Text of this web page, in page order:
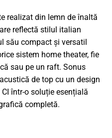
realizat din lemn de înaltă
reflectă stilul italian
său compact și versatil
sistem home theater, fie
sau pe un raft. Sonus
de top cu un design
într-o soluție esențială
completă.